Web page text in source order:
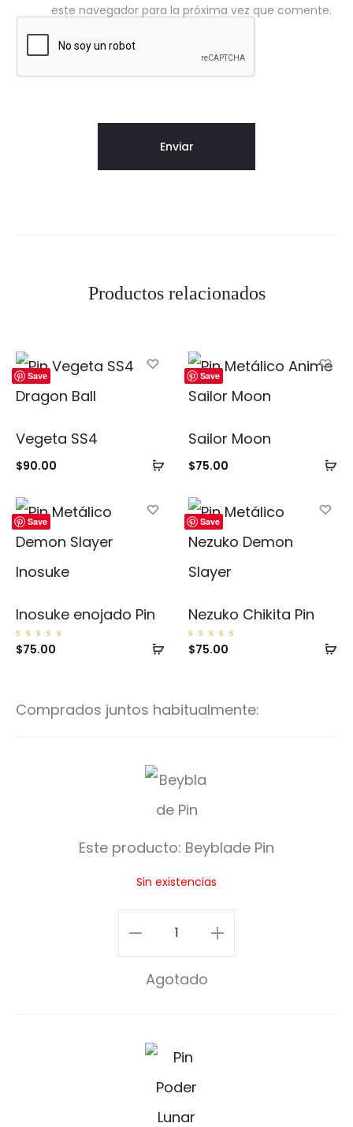
este navegador para la próxima vez que comente.
Productos relacionados
Save
Añadir
carrito
Vegeta SS4
$90.00
Save
Sailor Moon
$75.00
Save
Añadir
Inosuke enojado Pin
Valorad
o con
$75.00
Save
Nezuko Chikita Pin
Valorad
o con
$75.00
Comprados juntos habitualmente:
B
e
l
d
e
P
Este producto: Beyblade Pin
Sin existencias
Beyblade
Pin
cantidad
Agotado
P
i
n